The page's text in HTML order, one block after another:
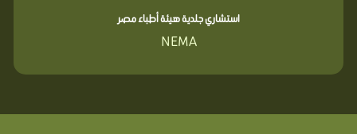
استشاري جلدية هيئة أطباء مصر
NEMA